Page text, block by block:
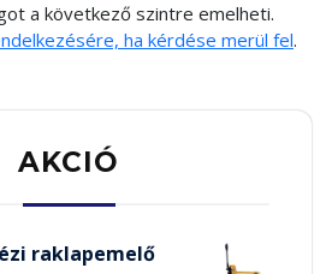
a következő szintre emelheti.
ha kérdése merül fel.
AKCIÓ
raklapemelő